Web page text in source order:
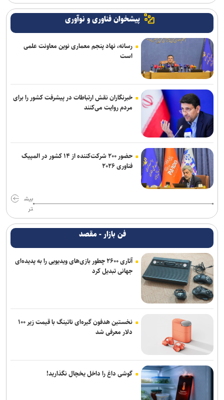
پیشخوان فناوری و نوآوری
رسانه، نهاد پنجم معماری نوین معاونت علمی
است
خبرنگاران نقش ارتباطات در پیشرفت کشور را برای
مردم روایت می‌کنند
حضور ۲۰۰ شرکت‌کننده از ۱۴ کشور در المپیک
فناوری ۲۰۲۶
بیش
تر
فن بازار - مقصد
آتاری ۲۶۰۰ چطور بازی‌های ویدیویی را به پدیده‌ای
جهانی تبدیل کرد
نخستین هدفون گیره‌ای ناتینگ با قیمت زیر ۱۰۰
دلار معرفی شد
گوشی داغ را داخل یخچال نگذارید!